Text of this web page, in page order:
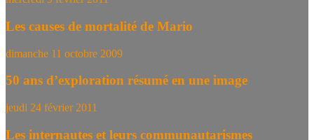
Les causes de mortalité de Mario
dimanche 11 octobre 2009
50 ans d’exploration résumé en une image
jeudi 24 février 2011
Les internautes et leurs communautarismes